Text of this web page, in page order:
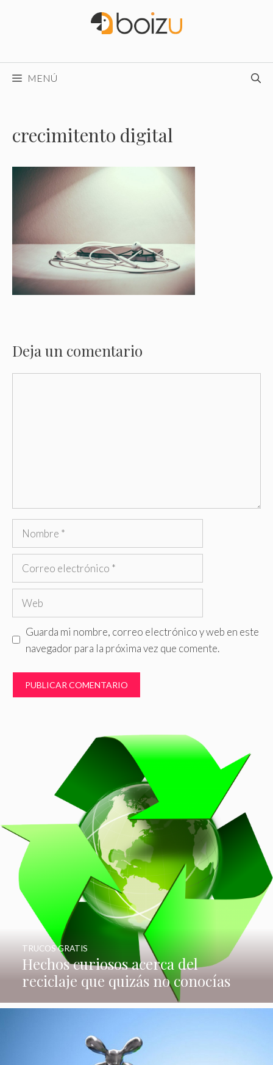
MENÚ
crecimitento digital
Deja un comentario
Nombre
Correo
Web
Guarda mi nombre, correo electrónico y web en este
navegador para la próxima vez que comente.
Hechos curiosos acerca del
reciclaje que quizás no conocías
TRUCOS GRATIS